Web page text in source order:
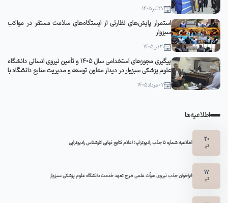
27 تیر 1405
استمرار پایش‌های نظارتی از ایستگاه‌های سلامت مستقر در مواکب
سبزوار
21 تیر 1405
پیگیری مجوزهای استخدامی سال ۱۴۰۵ و تأمین نیروی انسانی دانشگاه
علوم پزشکی سبزوار در دیدار معاون توسعه و مدیریت منابع دانشگاه با
مدیرکل منابع انسانی وزارت بهداشت
07 مرداد 1405
اطلاعیه‌ها
20
تیر اطلاعیه شماره 5 جذب رادیوتراپ: اعلام نتایج نهایی کارشناس رادیوتراپی
17
تیر فراخوان جذب نیروی هیأت علمی طرح تعهد خدمت دانشگاه علوم پزشکی سبزوار